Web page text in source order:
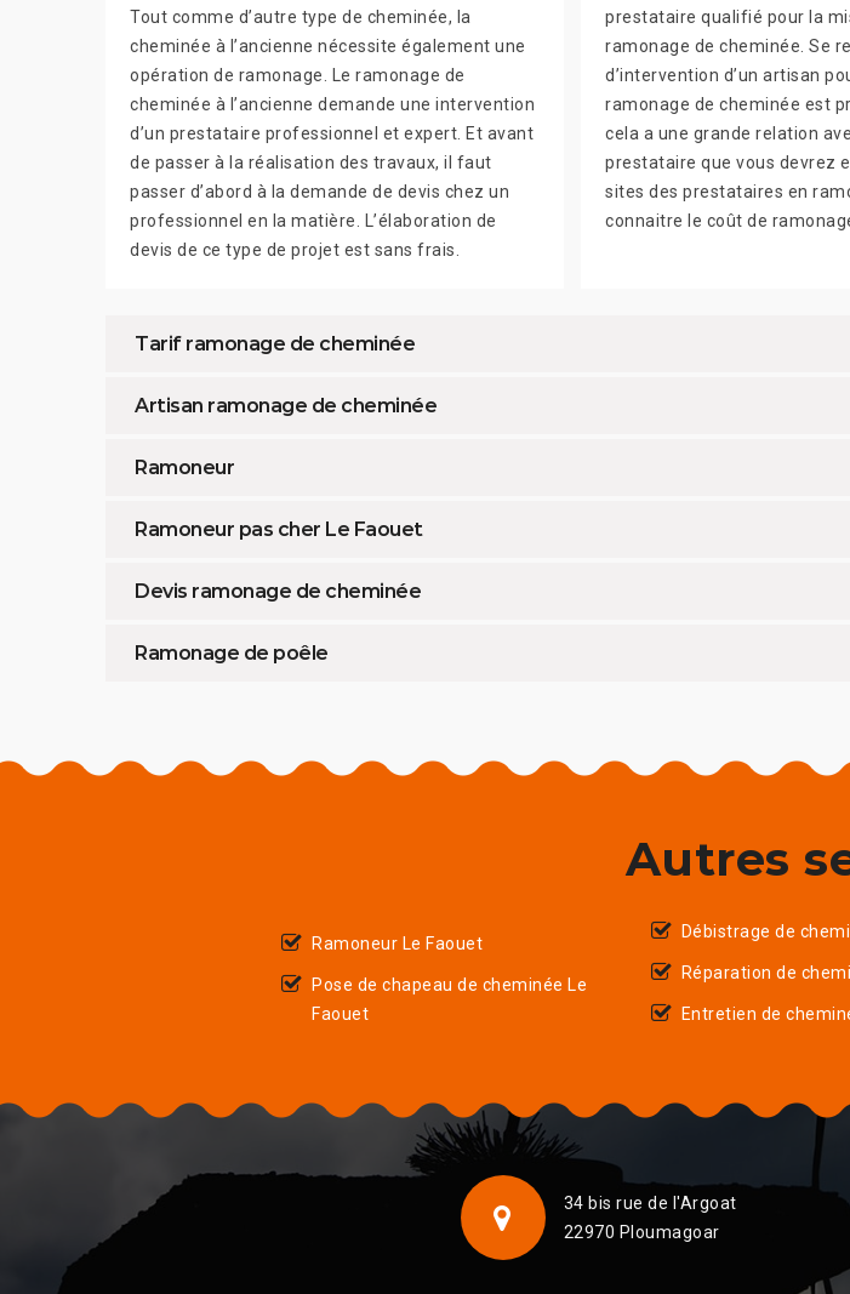
Tout comme d’autre type de cheminée, la
cheminée à l’ancienne nécessite également une
opération de ramonage. Le ramonage de
cheminée à l’ancienne demande une intervention
d’un prestataire professionnel et expert. Et avant
de passer à la réalisation des travaux, il faut
passer d’abord à la demande de devis chez un
professionnel en la matière. L’élaboration de
devis de ce type de projet est sans frais.
prestataire qualifié pour la
ramonage de cheminée. Se
d’intervention d’un artisan
ramonage de cheminée est
cela a une grande relation
prestataire que vous devrez
sites des prestataires en
connaitre le coût de
Tarif ramonage de cheminée
Artisan ramonage de cheminée
Ramoneur
Ramoneur pas cher Le Faouet
Devis ramonage de cheminée
Ramonage de poêle
Autres
Ramoneur Le Faouet
Pose de chapeau de cheminée Le
Faouet
Débistrage de
Réparation de
Entretien de
34 bis rue de l'Argoat
22970 Ploumagoar